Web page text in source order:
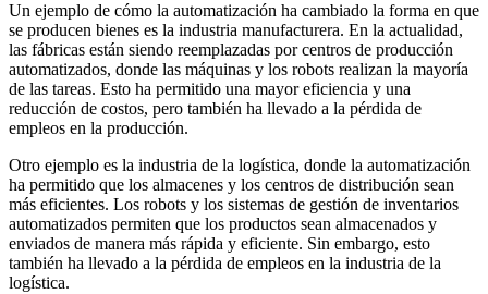
Un ejemplo de cómo la automatización ha cambiado la forma en que
se producen bienes es la industria manufacturera. En la actualidad,
las fábricas están siendo reemplazadas por centros de producción
automatizados, donde las máquinas y los robots realizan la mayoría
de las tareas. Esto ha permitido una mayor eficiencia y una
reducción de costos, pero también ha llevado a la pérdida de
empleos en la producción.
Otro ejemplo es la industria de la logística, donde la automatización
ha permitido que los almacenes y los centros de distribución sean
más eficientes. Los robots y los sistemas de gestión de inventarios
automatizados permiten que los productos sean almacenados y
enviados de manera más rápida y eficiente. Sin embargo, esto
también ha llevado a la pérdida de empleos en la industria de la
logística.